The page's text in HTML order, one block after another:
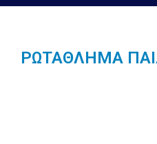
ΡΩΤΑΘΛΉΜΑ